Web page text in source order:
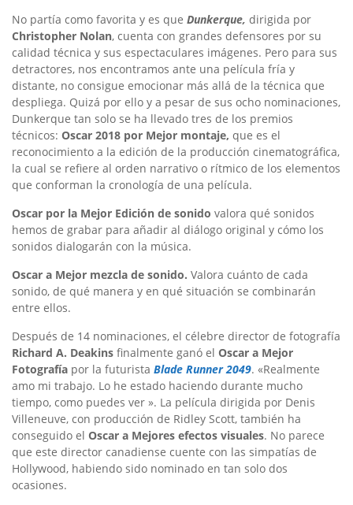
No partía como favorita y es que Dunkerque, dirigida por
Christopher Nolan, cuenta con grandes defensores por su
calidad técnica y sus espectaculares imágenes. Pero para sus
detractores, nos encontramos ante una película fría y
distante, no consigue emocionar más allá de la técnica que
despliega. Quizá por ello y a pesar de sus ocho nominaciones,
Dunkerque tan solo se ha llevado tres de los premios
técnicos: Oscar 2018 por Mejor montaje, que es el
reconocimiento a la edición de la producción cinematográfica,
la cual se refiere al orden narrativo o rítmico de los elementos
que conforman la cronología de una película.
Oscar por la Mejor Edición de sonido valora qué sonidos
hemos de grabar para añadir al diálogo original y cómo los
sonidos dialogarán con la música.
Oscar a Mejor mezcla de sonido. Valora cuánto de cada
sonido, de qué manera y en qué situación se combinarán
entre ellos.
Después de 14 nominaciones, el célebre director de fotografía
Richard A. Deakins finalmente ganó el Oscar a Mejor
Fotografía por la futurista Blade Runner 2049. «Realmente
amo mi trabajo. Lo he estado haciendo durante mucho
tiempo, como puedes ver ». La película dirigida por Denis
Villeneuve, con producción de Ridley Scott, también ha
conseguido el Oscar a Mejores efectos visuales. No parece
que este director canadiense cuente con las simpatías de
Hollywood, habiendo sido nominado en tan solo dos
ocasiones.